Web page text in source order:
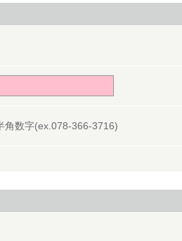
角数字(ex.078-366-3716)